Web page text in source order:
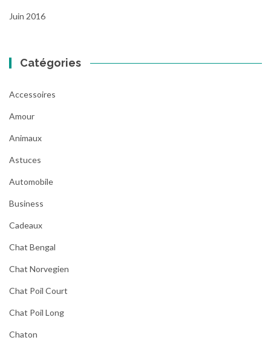
Juin 2016
Catégories
Accessoires
Amour
Animaux
Astuces
Automobile
Business
Cadeaux
Chat Bengal
Chat Norvegien
Chat Poil Court
Chat Poil Long
Chaton